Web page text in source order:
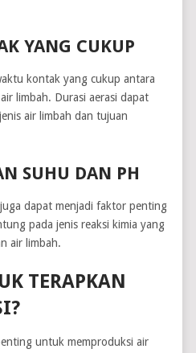
YANG CUKUP
kontak yang cukup antara
limbah. Durasi aerasi dapat
air limbah dan tujuan
SUHU DAN PH
dapat menjadi faktor penting
pada jenis reaksi kimia yang
air limbah.
TERAPKAN
untuk memproduksi air